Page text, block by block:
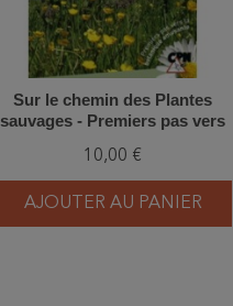
Sur le chemin des Plantes
sauvages - Premiers pas vers
10,00 €
AJOUTER AU PANIER